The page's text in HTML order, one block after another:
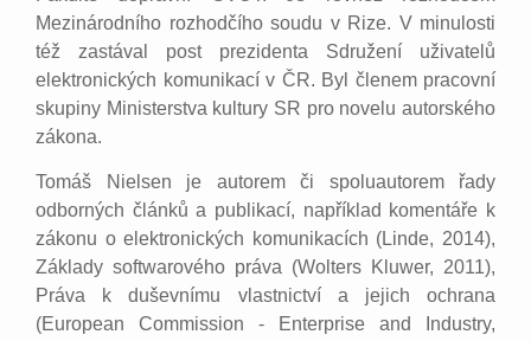
Mezinárodního rozhodčího soudu v Rize. V minulosti
též zastával post prezidenta Sdružení uživatelů
elektronických komunikací v ČR. Byl členem pracovní
skupiny Ministerstva kultury SR pro novelu autorského
zákona.
Tomáš Nielsen je autorem či spoluautorem řady
odborných článků a publikací, například komentáře k
zákonu o elektronických komunikacích (Linde, 2014),
Základy softwarového práva (Wolters Kluwer, 2011),
Práva k duševnímu vlastnictví a jejich ochrana
(European Commission - Enterprise and Industry,